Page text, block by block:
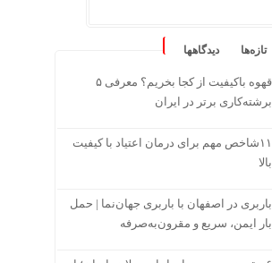
تازه‌ها دیدگاهها
قهوه باکیفیت از کجا بخریم؟ معرفی ۵
برشته‌کاری برتر در ایران
۱۱شاخص مهم برای درمان اعتیاد با کیفیت
بالا
باربری در اصفهان با باربری جهان‌نما | حمل
بار ایمن، سریع و مقرون‌به‌صرفه